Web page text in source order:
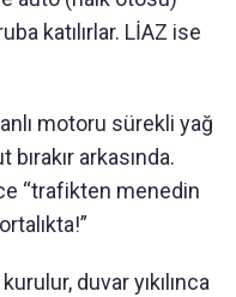
katılırlar. LİAZ ise
motoru sürekli yağ
arkasında.
“trafikten menedin
duvar yıkılınca